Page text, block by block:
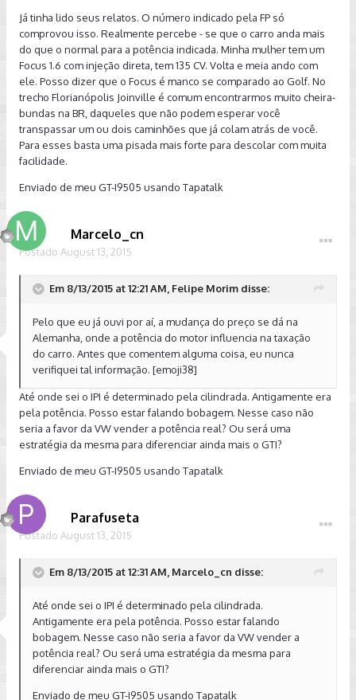
Já tinha lido seus relatos. O número indicado pela FP só
comprovou isso. Realmente percebe - se que o carro anda mais
do que o normal para a potência indicada. Minha mulher tem um
Focus 1.6 com injeção direta, tem 135 CV. Volta e meia ando com
ele. Posso dizer que o Focus é manco se comparado ao Golf. No
trecho Florianópolis Joinville é comum encontrarmos muito cheira-
bundas na BR, daqueles que não podem esperar você
transpassar um ou dois caminhões que já colam atrás de você.
Para esses basta uma pisada mais forte para descolar com muita
facilidade.
Enviado de meu GT-I9505 usando Tapatalk
Marcelo_cn
Postado August 13, 2015
Em 8/13/2015 at 12:21 AM, Felipe Morim disse:
Pelo que eu já ouvi por aí, a mudança do preço se dá na
Alemanha, onde a potência do motor influencia na taxação
do carro. Antes que comentem alguma coisa, eu nunca
verifiquei tal informação. [emoji38]
Até onde sei o IPI é determinado pela cilindrada. Antigamente era
pela potência. Posso estar falando bobagem. Nesse caso não
seria a favor da VW vender a potência real? Ou será uma
estratégia da mesma para diferenciar ainda mais o GTI?
Enviado de meu GT-I9505 usando Tapatalk
Parafuseta
Postado August 13, 2015
Em 8/13/2015 at 12:31 AM, Marcelo_cn disse:
Até onde sei o IPI é determinado pela cilindrada.
Antigamente era pela potência. Posso estar falando
bobagem. Nesse caso não seria a favor da VW vender a
potência real? Ou será uma estratégia da mesma para
diferenciar ainda mais o GTI?
Enviado de meu GT-I9505 usando Tapatalk